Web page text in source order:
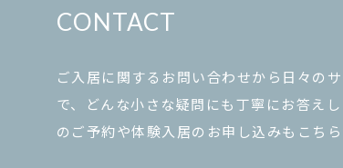
CONTACT
ご入居に関するお問い合わせから日々の
で、どんな小さな疑問にも丁寧にお答え
のご予約や体験入居のお申し込みもこちら